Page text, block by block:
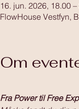
16. jun. 2026, 18.00
FlowHouse Vestfyn,
Om
Fra Power til Free